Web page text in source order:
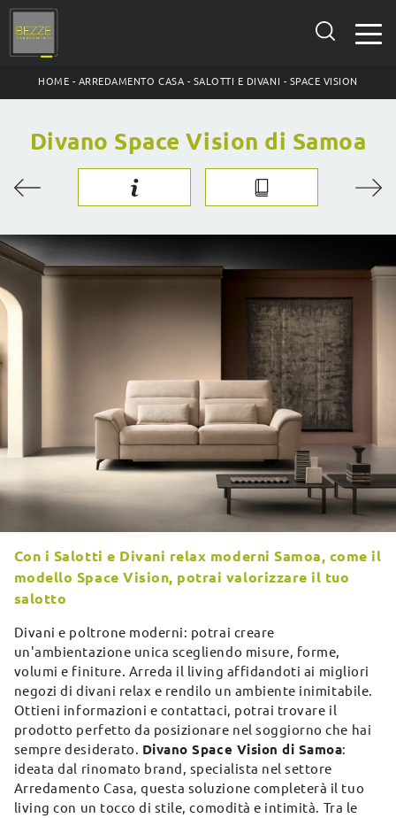
HOME - ARREDAMENTO CASA - SALOTTI E DIVANI - SPACE VISION
Divano Space Vision di Samoa
Con i Salotti e Divani relax moderni Samoa, come il
modello Space Vision, potrai valorizzare il tuo
salotto
Divani e poltrone moderni: potrai creare
un'ambientazione unica scegliendo misure, forme,
volumi e finiture. Arreda il living affidandoti ai migliori
negozi di divani relax e rendilo un ambiente inimitabile.
Ottieni informazioni e contattaci, potrai trovare il
prodotto perfetto da posizionare nel soggiorno che hai
sempre desiderato. Divano Space Vision di Samoa:
ideata dal rinomato brand, specialista nel settore
Arredamento Casa, questa soluzione completerà il tuo
living con un tocco di stile, comodità e intimità. Tra le